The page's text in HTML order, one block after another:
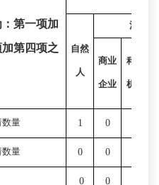
：第一项加
第四项之
自然
人
法人或
商业
企业
科研
机构
数量 1 0
数量 0 0
0 0